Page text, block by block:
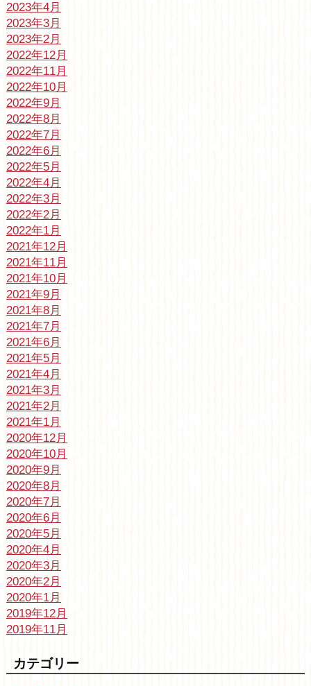
2023年4月
2023年3月
2023年2月
2022年12月
2022年11月
2022年10月
2022年9月
2022年8月
2022年7月
2022年6月
2022年5月
2022年4月
2022年3月
2022年2月
2022年1月
2021年12月
2021年11月
2021年10月
2021年9月
2021年8月
2021年7月
2021年6月
2021年5月
2021年4月
2021年3月
2021年2月
2021年1月
2020年12月
2020年10月
2020年9月
2020年8月
2020年7月
2020年6月
2020年5月
2020年4月
2020年3月
2020年2月
2020年1月
2019年12月
2019年11月
カテゴリー